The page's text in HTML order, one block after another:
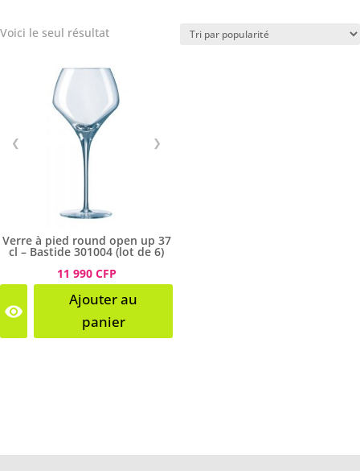
Voici le seul résultat
❮ ❯
Verre à pied round open up 37
cl – Bastide 301004 (lot de 6)
11 990 CFP
Ajouter au
panier